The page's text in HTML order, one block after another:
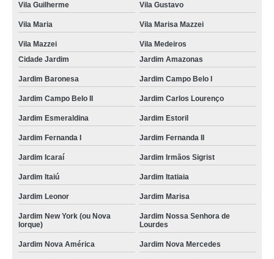
Vila Guilherme Vila Gustavo
Vila Maria Vila Marisa Mazzei
Vila Mazzei
Vila Medeiros
Cidade Jardim
Jardim Amazonas
Jardim Baronesa Jardim Campo Belo I
Jardim Campo Belo II Jardim Carlos Lourenço
Jardim Esmeraldina Jardim Estoril
Jardim Fernanda I Jardim Fernanda II
Jardim Icaraí Jardim Irmãos Sigrist
Jardim Itaiú Jardim Itatiaia
Jardim Leonor Jardim Marisa
Jardim New York (ou Nova
Iorque)
Jardim Nossa Senhora de
Lourdes
Jardim Nova América Jardim Nova Mercedes